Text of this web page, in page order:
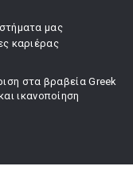
μας
καριέρας
στα βραβεία Greek
ικανοποίηση